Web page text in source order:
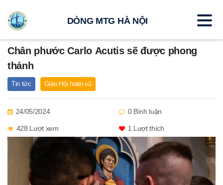
Chân phước Carlo Acutis sẽ được phong
thánh
Tin tức Giáo Hội hoàn vũ
24/05/2024 0 Bình luận
428 Lượt xem 1 Lượt thích
DÒNG MTG HÀ NỘI